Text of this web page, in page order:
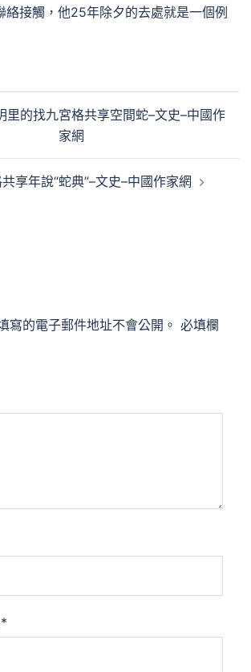
絡接觸，他25年除夕的去處就是一個例
里的找九宮格共享空間蛇–文史–中國作
家網
享年說“蛇典”–文史–中國作家網
寫的電子郵件地址不會公開。 必填欄
*